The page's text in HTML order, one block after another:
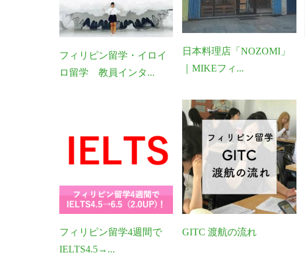
フィリピン留学・イロイ
ロ留学 教員インタ...
日本料理店「NOZOMI」
｜MIKEフィ...
フィリピン留学4週間で
IELTS4.5→...
GITC 渡航の流れ